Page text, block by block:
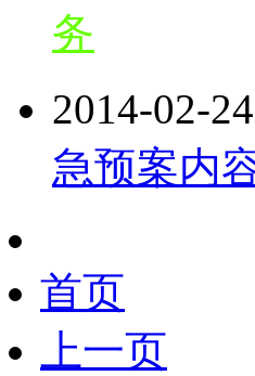
务
2014-02-
急预案内
首页
上一页